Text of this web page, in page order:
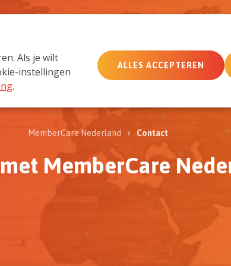
Als je wilt
instellingen
.
ALLES ACCEPTEREN
MemberCare Netwerk
AGENDA
MemberCare Nederland Contact
MemberCare